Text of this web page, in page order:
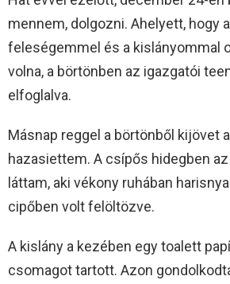
mennem, dolgozni. Ahelyett, hogy
feleségemmel és a kislányommal
volna, a börtönben az igazgatói
elfoglalva.
Másnap reggel a börtönből kijövet
hazasiettem. A csípős hidegben
láttam, aki vékony ruhában
cipőben volt felöltözve.
A kislány a kezében egy toalett
csomagot tartott. Azon